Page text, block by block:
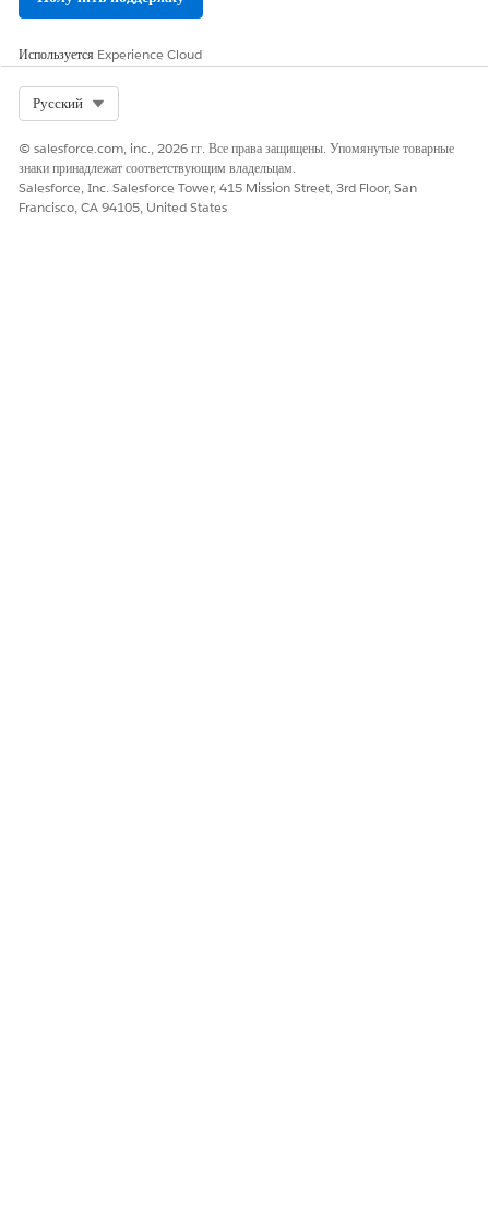
Используется Experience Cloud
Русский
© salesforce.com, inc., 2026 гг. Все права защищены. Упомянутые товарные
знаки принадлежат соответствующим владельцам.
Salesforce, Inc. Salesforce Tower, 415 Mission Street, 3rd Floor, San
Francisco, CA 94105, United States